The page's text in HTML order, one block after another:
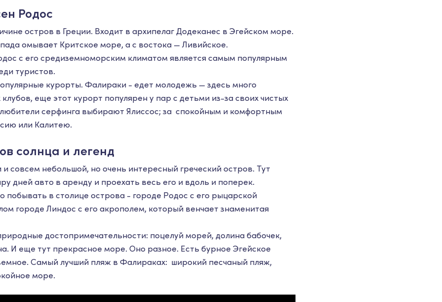
Родос
остров в Греции. Входит в архипелаг Додеканес в Эгейском море.
омывает Критское море, а с востока — Ливийское.
с его средиземноморским климатом является самым популярным
туристов.
курорты. Фалираки - едет молодежь — здесь много
еще этот курорт популярен у пар с детьми из-за своих чистых
серфинга выбирают Ялиссос; за спокойным и комфортным
или Калитею.
солнца и легенд
совсем небольшой, но очень интересный греческий остров. Тут
дней авто в аренду и проехать весь его и вдоль и поперек.
в столице острова - городе Родос с его рыцарской
городе Линдос с его акрополем, который венчает знаменитая
достопримечательности: поцелуй морей, долина бабочек,
И еще тут прекрасное море. Оно разное. Есть бурное Эгейское
Самый лучший пляж в Фалираках: широкий песчаный пляж,
море.